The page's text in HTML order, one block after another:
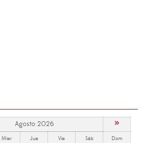
Agosto 2026 »
Mier Jue Vie Sáb Dom